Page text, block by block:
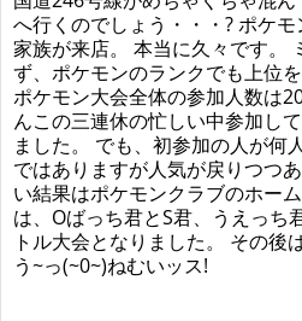
へ行くのでしょう・・・? ポケ
家族が来店。 本当に久々です。
ず、ポケモンのランクでも上位
ポケモン大会全体の参加人数は
んこの三連休の忙しい中参加し
ました。 でも、初参加の人が何
ではありますが人気が戻りつつ
い結果はポケモンクラブのホー
は、Oばっち君とS君、うえっち
トル大会となりました。 その後
う~っ(~0~)ねむいッス!